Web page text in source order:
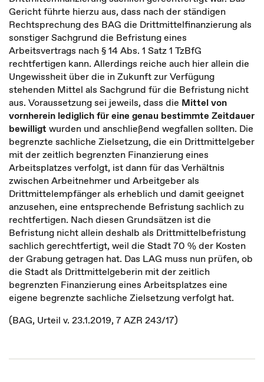
Gericht führte hierzu aus, dass nach der ständigen
Rechtsprechung des BAG die Drittmittelfinanzierung als
sonstiger Sachgrund die Befristung eines
Arbeitsvertrags nach § 14 Abs. 1 Satz 1 TzBfG
rechtfertigen kann. Allerdings reiche auch hier allein die
Ungewissheit über die in Zukunft zur Verfügung
stehenden Mittel als Sachgrund für die Befristung nicht
aus. Voraussetzung sei jeweils, dass die Mittel von
vornherein lediglich für eine genau bestimmte Zeitdauer
bewilligt wurden und anschließend wegfallen sollten. Die
begrenzte sachliche Zielsetzung, die ein Drittmittelgeber
mit der zeitlich begrenzten Finanzierung eines
Arbeitsplatzes verfolgt, ist dann für das Verhältnis
zwischen Arbeitnehmer und Arbeitgeber als
Drittmittelempfänger als erheblich und damit geeignet
anzusehen, eine entsprechende Befristung sachlich zu
rechtfertigen. Nach diesen Grundsätzen ist die
Befristung nicht allein deshalb als Drittmittelbefristung
sachlich gerechtfertigt, weil die Stadt 70 % der Kosten
der Grabung getragen hat. Das LAG muss nun prüfen, ob
die Stadt als Drittmittelgeberin mit der zeitlich
begrenzten Finanzierung eines Arbeitsplatzes eine
eigene begrenzte sachliche Zielsetzung verfolgt hat.
(BAG, Urteil v. 23.1.2019, 7 AZR 243/17)